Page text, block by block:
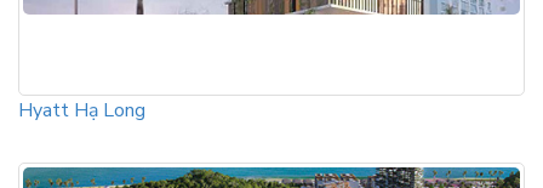
Hyatt Hạ Long